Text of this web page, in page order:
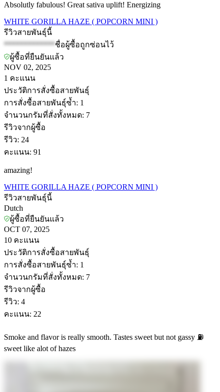
Absolutly fabulous! Great sativa uplift! Energizing
WHITE GORILLA HAZE ( POPCORN MINI )
รีวิวสายพันธุ์นี้
*************ชื่อผู้ซื้อถูกซ่อนไว้
ผู้ซื้อที่ยืนยันแล้ว
NOV 02, 2025
1 คะแนน
ประวัติการสั่งซื้อสายพันธุ์
การสั่งซื้อสายพันธุ์ซ้ำ: 1
จำนวนกรัมที่สั่งทั้งหมด: 7
รีวิวจากผู้ซื้อ
รีวิว: 24
คะแนน: 91
amazing!
WHITE GORILLA HAZE ( POPCORN MINI )
รีวิวสายพันธุ์นี้
Dutch
ผู้ซื้อที่ยืนยันแล้ว
OCT 07, 2025
10 คะแนน
ประวัติการสั่งซื้อสายพันธุ์
การสั่งซื้อสายพันธุ์ซ้ำ: 1
จำนวนกรัมที่สั่งทั้งหมด: 7
รีวิวจากผู้ซื้อ
รีวิว: 4
คะแนน: 22
Smoke and flavor is really smooth. Tastes sweet but not gassy ⛽️
sweet like alot of hazes